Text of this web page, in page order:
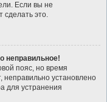
Если вы не
сделать это.
неправильное!
пояс, но время
неправильно установлено
для устранения